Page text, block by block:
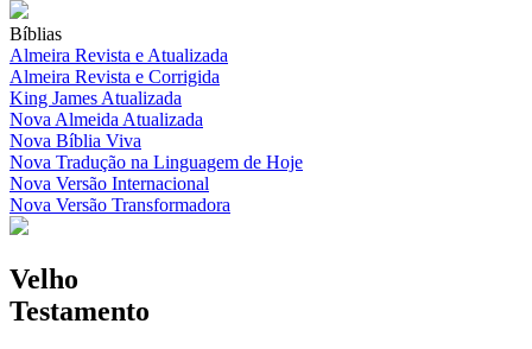
Bíblias
Almeira Revista e Atualizada
Almeira Revista e Corrigida
King James Atualizada
Nova Almeida Atualizada
Nova Bíblia Viva
Nova Tradução na Linguagem de Hoje
Nova Versão Internacional
Nova Versão Transformadora
Velho
Testamento